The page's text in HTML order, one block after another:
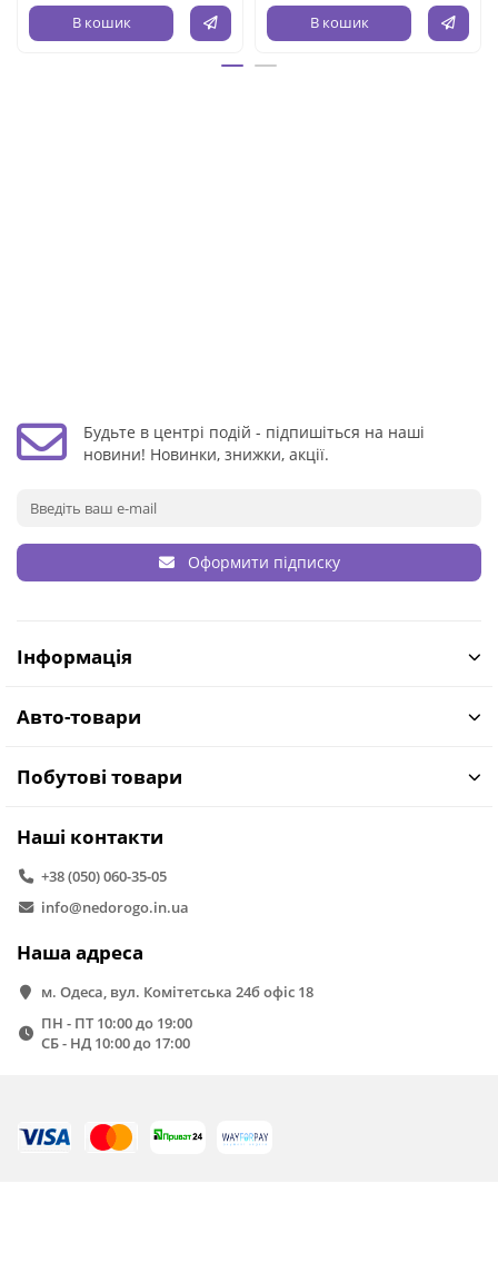
В кошик В кошик
Будьте в центрі подій - підпишіться на наші
новини! Новинки, знижки, акції.
Оформити підписку
Інформація
Авто-товари
Побутові товари
Наші контакти
+38 (050) 060-35-05
info@nedorogo.in.ua
Наша адреса
м. Одеса, вул. Комітетська 24б офіс 18
ПН - ПТ 10:00 до 19:00
СБ - НД 10:00 до 17:00